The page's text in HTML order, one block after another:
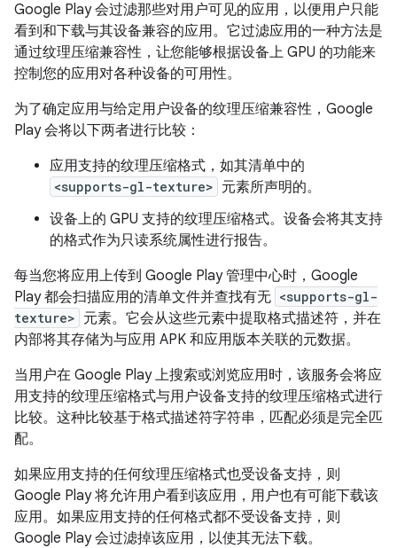
Google Play 会过滤那些对用户可见的应用，以便用户只能
看到和下载与其设备兼容的应用。它过滤应用的一种方法是
通过纹理压缩兼容性，让您能够根据设备上 GPU 的功能来
控制您的应用对各种设备的可用性。
为了确定应用与给定用户设备的纹理压缩兼容性，Google
Play 会将以下两者进行比较：
应用支持的纹理压缩格式，如其清单中的
<supports-gl-texture> 元素所声明的。
设备上的 GPU 支持的纹理压缩格式。设备会将其支持
的格式作为只读系统属性进行报告。
每当您将应用上传到 Google Play 管理中心时，Google
Play 都会扫描应用的清单文件并查找有无 <supports-gl-
texture> 元素。它会从这些元素中提取格式描述符，并在
内部将其存储为与应用 APK 和应用版本关联的元数据。
当用户在 Google Play 上搜索或浏览应用时，该服务会将应
用支持的纹理压缩格式与用户设备支持的纹理压缩格式进行
比较。这种比较基于格式描述符字符串，匹配必须是完全匹
配。
如果应用支持的任何纹理压缩格式也受设备支持，则
Google Play 将允许用户看到该应用，用户也有可能下载该
应用。 如果应用支持的任何格式都不受设备支持，则
Google Play 会过滤掉该应用，以使其无法下载。